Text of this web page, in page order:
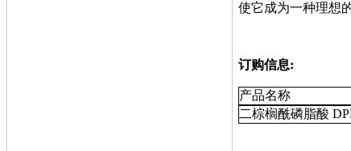
使它成为一种理想
订购信息:
产品名称
二棕榈酰磷脂酸